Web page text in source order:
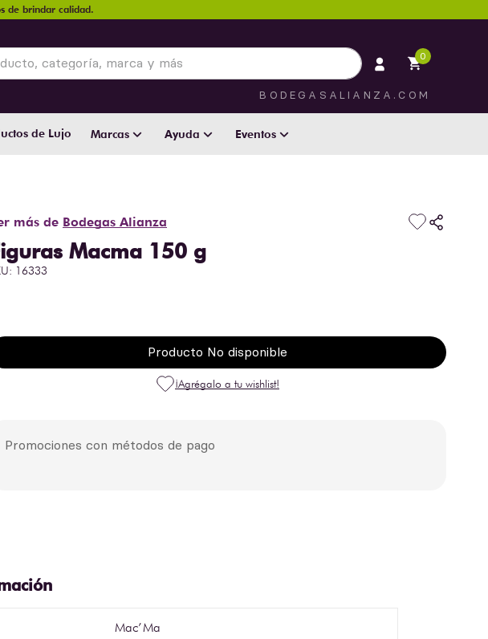
de brindar calidad.
marca y más 0
BODEGASALIANZA.COM
de Lujo Marcas Ayuda Eventos
más de Bodegas Alianza
Macma 150 g
: 16333
Producto No disponible
Promociones con métodos de pago
Mac’Ma